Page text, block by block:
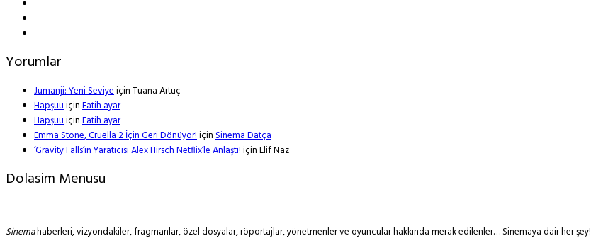
Yorumlar
Jumanji: Yeni SeviyeiçinTuana Artuç
HapşuuiçinFatih ayar
HapşuuiçinFatih ayar
Emma Stone, Cruella 2 İçin Geri Dönüyor!içinSinema Datça
‘Gravity Falls’ın Yaratıcısı Alex Hirsch Netflix’le Anlaştı!içinElif Naz
Dolasim Menusu
Sinemahaberleri, vizyondakiler, fragmanlar, özel dosyalar, röportajlar, yönetmenler ve oyuncular hakkında merak edilenler… Sinemaya dair her şey!